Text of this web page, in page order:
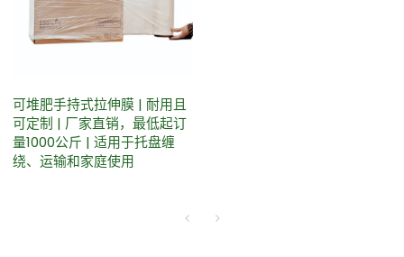
可堆肥手持式拉伸膜 | 耐用且
可定制 | 厂家直销，最低起订
量1000公斤 | 适用于托盘缠
绕、运输和家庭使用